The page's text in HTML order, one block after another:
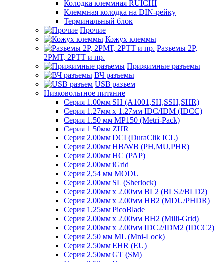
Колодка клеммная RUICHI
Клеммная колодка на DIN-рейку
Терминальный блок
Прочие
Кожух клеммы
Разъемы 2Р,
2РМТ, 2РТТ и пр.
Прижимные разъемы
ВЧ разъемы
USB разъем
Низковольтное питание
Серия 1.00мм SH (A1001,SH,SSH,SHR)
Серия 1.27мм x 1.27мм IDC/IDM (IDCC)
Серия 1.50 мм MP150 (Metri-Pack)
Серия 1.50мм ZHR
Серия 2.00мм DCI (DuraClik ICL)
Серия 2.00мм HB/WB (PH,MU,PHR)
Серия 2.00мм HC (PAP)
Серия 2.00мм iGrid
Серия 2,54 мм MODU
Серия 2.00мм SL (Sherlock)
Серия 2.00мм x 2.00мм BL2 (BLS2/BLD2)
Серия 2.00мм x 2.00мм HB2 (MDU/PHDR)
Серия 1.25мм PicoBlade
Серия 2.00мм х 2.00мм BH2 (Milli-Grid)
Серия 2.00мм х 2.00мм IDC2/IDM2 (IDCC2)
Серия 2.50 мм ML (Mni-Lock)
Серия 2.50мм EHR (EU)
Серия 2.50мм GT (SM)